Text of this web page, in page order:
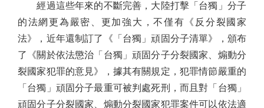
經過這些年來的不斷完善，大陸打擊「台獨」分子
的法網更為嚴密、更加強大，不僅有《反分裂國家
法》，近年還制訂了《「台獨」頑固分子清單》，頒布
了《關於依法懲治「台獨」頑固分子分裂國家、煽動分
裂國家犯罪的意見》，據其有關規定，犯罪情節嚴重的
「台獨」頑固分子最重可被判處死刑，而且對「台獨」
頑固分子分裂國家、煽動分裂國家犯罪案件可以依法適